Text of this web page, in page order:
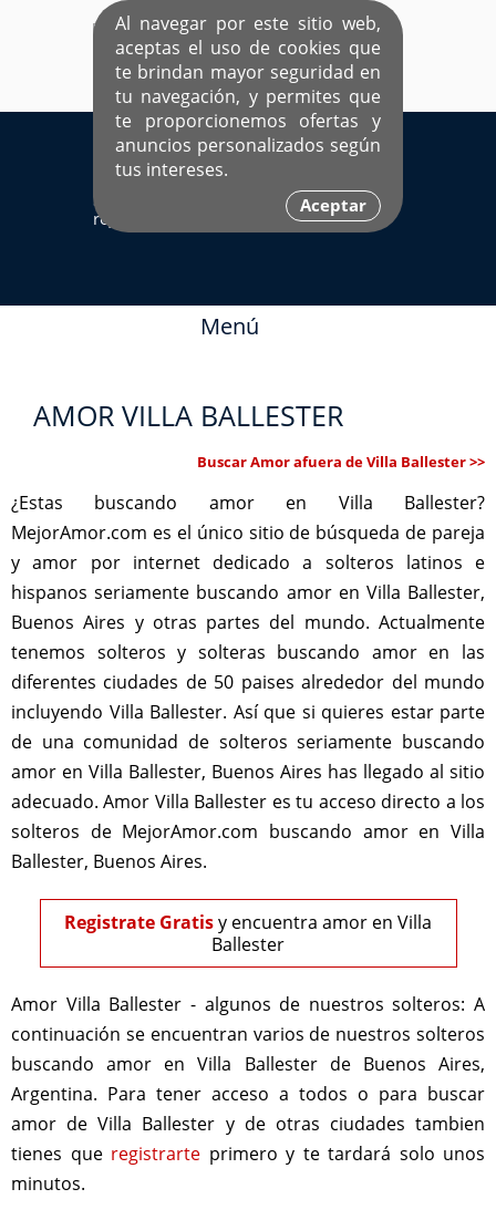
Al navegar por este sitio web,
aceptas el uso de cookies que
te brindan mayor seguridad en
tu navegación, y permites que
te proporcionemos ofertas y
anuncios personalizados según
tus intereses.
Aceptar
EL ÚNICO SITIO DEDICADO A SOLTEROS
HISPANOS COMO TÚ
Ingresa aquí
Sí ya estás
registrado
Menú
AMOR VILLA BALLESTER
Buscar Amor afuera de Villa Ballester >>
¿Estas buscando amor en Villa Ballester?
MejorAmor.com es el único sitio de búsqueda de pareja
y amor por internet dedicado a solteros latinos e
hispanos seriamente buscando amor en Villa Ballester,
Buenos Aires y otras partes del mundo. Actualmente
tenemos solteros y solteras buscando amor en las
diferentes ciudades de 50 paises alrededor del mundo
incluyendo Villa Ballester. Así que si quieres estar parte
de una comunidad de solteros seriamente buscando
amor en Villa Ballester, Buenos Aires has llegado al sitio
adecuado. Amor Villa Ballester es tu acceso directo a los
solteros de MejorAmor.com buscando amor en Villa
Ballester, Buenos Aires.
Registrate Gratisy encuentra amor en Villa
Ballester
Amor Villa Ballester - algunos de nuestros solteros: A
continuación se encuentran varios de nuestros solteros
buscando amor en Villa Ballester de Buenos Aires,
Argentina. Para tener acceso a todos o para buscar
amor de Villa Ballester y de otras ciudades tambien
tienes que registrarte primero y te tardará solo unos
minutos.